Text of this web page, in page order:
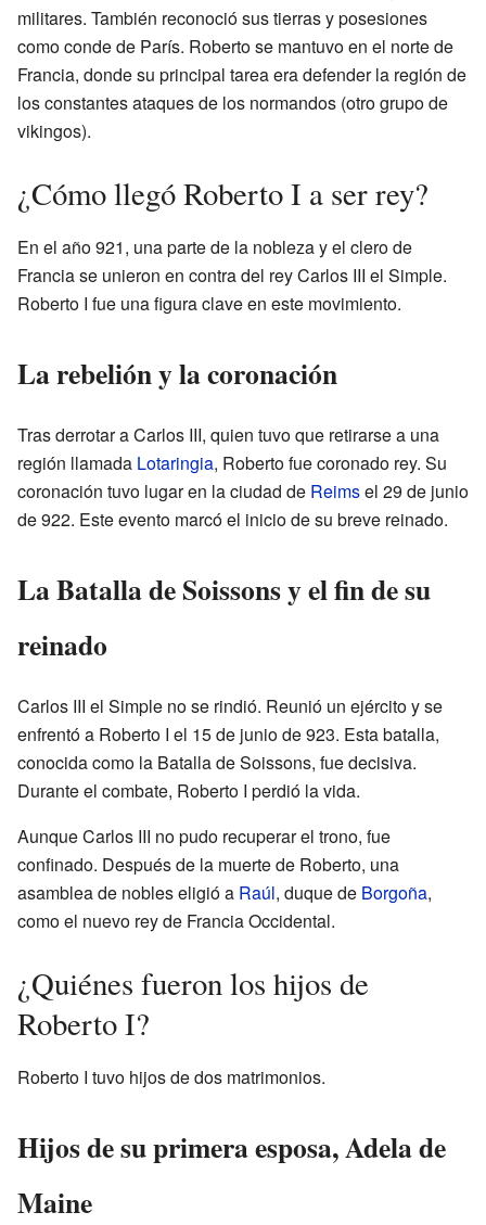
militares. También reconoció sus tierras y posesiones
como conde de París. Roberto se mantuvo en el norte de
Francia, donde su principal tarea era defender la región de
los constantes ataques de los normandos (otro grupo de
vikingos).
¿Cómo llegó Roberto I a ser rey?
En el año 921, una parte de la nobleza y el clero de
Francia se unieron en contra del rey Carlos III el Simple.
Roberto I fue una figura clave en este movimiento.
La rebelión y la coronación
Tras derrotar a Carlos III, quien tuvo que retirarse a una
región llamada Lotaringia, Roberto fue coronado rey. Su
coronación tuvo lugar en la ciudad de Reimsel 29 de junio
de 922. Este evento marcó el inicio de su breve reinado.
La Batalla de Soissons y el fin de su
reinado
Carlos III el Simple no se rindió. Reunió un ejército y se
enfrentó a Roberto I el 15 de junio de 923. Esta batalla,
conocida como la Batalla de Soissons, fue decisiva.
Durante el combate, Roberto I perdió la vida.
Aunque Carlos III no pudo recuperar el trono, fue
confinado. Después de la muerte de Roberto, una
asamblea de nobles eligió a Raúl, duque de Borgoña,
como el nuevo rey de Francia Occidental.
¿Quiénes fueron los hijos de
Roberto I?
Roberto I tuvo hijos de dos matrimonios.
Hijos de su primera esposa, Adela de
Maine